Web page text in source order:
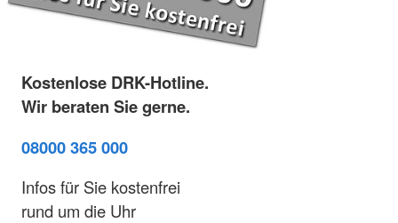
Kostenlose DRK-Hotline.
Wir beraten Sie gerne.
08000 365 000
Infos für Sie kostenfrei
rund um die Uhr